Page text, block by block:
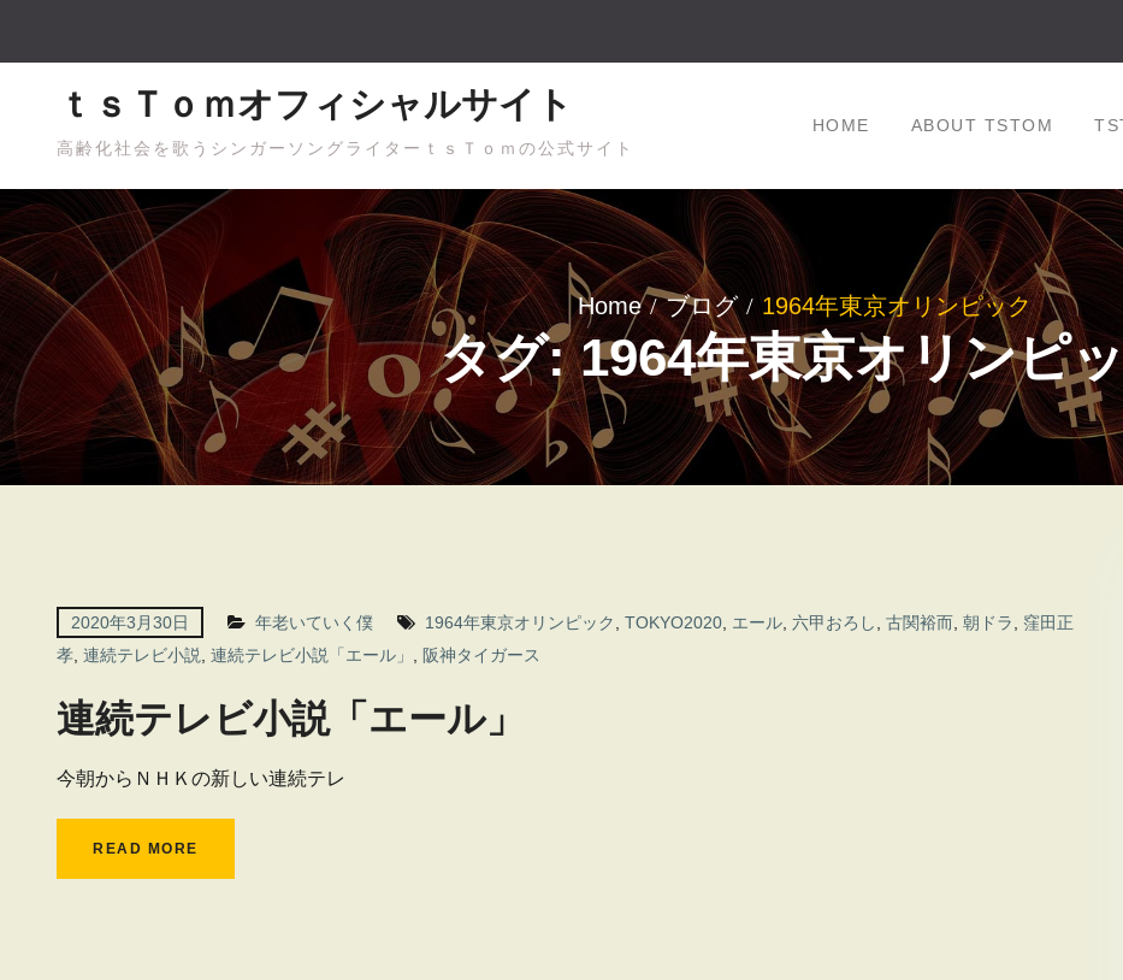
ｔｓＴｏｍオフィシャルサイト
高齢化社会を歌うシンガーソングライターｔｓＴｏｍの公式サイト
HOME ABOUT TSTOM
Home ブログ 1964年東京オリンピック
タグ: 1964年東京オリンピ
2020年3月30日 年老いていく僕 1964年東京オリンピック TOKYO2020 エール 六甲おろし 古関裕而 朝ドラ
窪田正
孝 連続テレビ小説 連続テレビ小説「エール」 阪神タイガース
連続テレビ小説「エール」
今朝からＮＨＫの新しい連続テレ
READ MORE